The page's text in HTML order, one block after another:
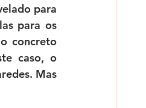
para
para os
concreto
caso, o
Mas